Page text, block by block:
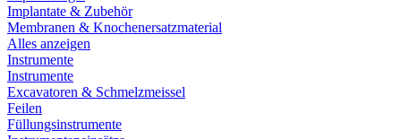
Implantate & Zubehör
Membranen & Knochenersatzmaterial
Alles anzeigen
Instrumente
Instrumente
Excavatoren & Schmelzmeissel
Feilen
Füllungsinstrumente